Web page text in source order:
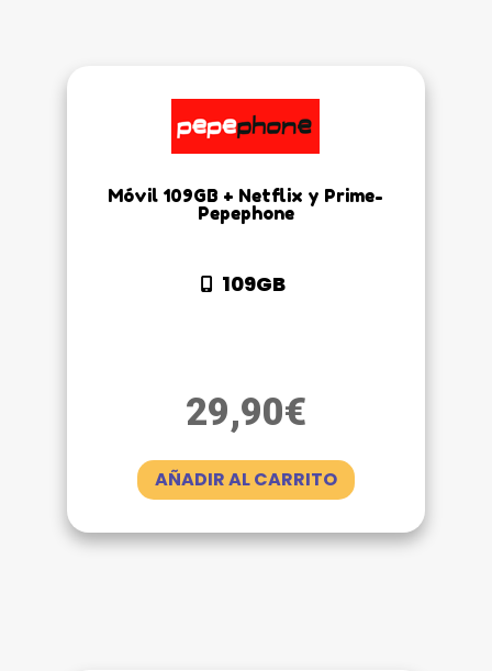
Móvil 109GB + Netflix y Prime-
Pepephone
109GB
29,90€
AÑADIR AL CARRITO